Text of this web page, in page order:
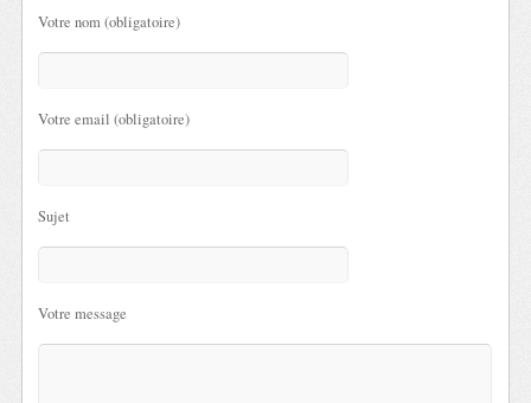
Votre nom (obligatoire)
Votre email (obligatoire)
Sujet
Votre message